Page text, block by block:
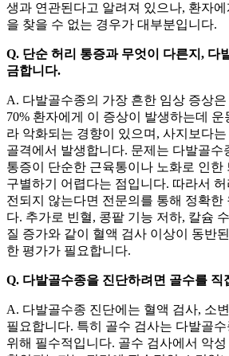
생과 연관된다고 알려져 있으나, 환자
을 찾을 수 없는 경우가 대부분입니다.
Q. 단순 허리 통증과 무엇이 다른지, 다
금합니다.
A. 다발골수종의 가장 흔한 임상 증상
70% 환자에게 이 증상이 발생하는데
라 악화되는 경향이 있으며, 사지보다
골격에서 발생합니다. 문제는 다발골수
통증이 단순한 근육통이나 노화로 인한
구별하기 어렵다는 점입니다. 따라서
전되지 않는다면 전문의를 통해 정확한
다. 추가로 빈혈, 콩팥 기능 저하, 칼슘
질 증가와 같이 혈액 검사 이상이 동반
한 평가가 필요합니다.
Q. 다발골수종을 진단하려면 골수를 직
A. 다발골수종 진단에는 혈액 검사, 소
필요합니다. 특히 골수 검사는 다발골
위해 필수적입니다. 골수 검사에서 악